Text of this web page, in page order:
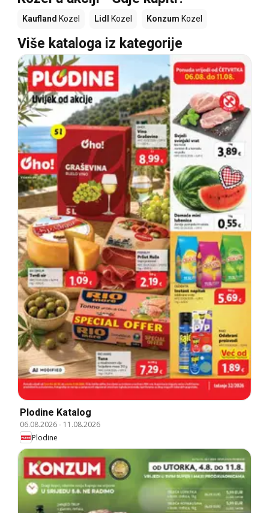
Kaufland Kozel Lidl Kozel Konzum Kozel
Više kataloga iz kategorije
Plodine Katalog
06.08.2026- 11.08.2026
Plodine